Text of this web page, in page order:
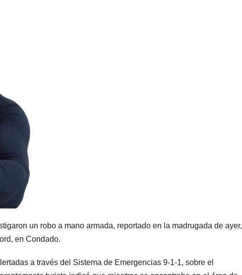
un robo a mano armada, reportado en la madrugada de ayer,
en Condado.
a través del Sistema de Emergencias 9-1-1, sobre el